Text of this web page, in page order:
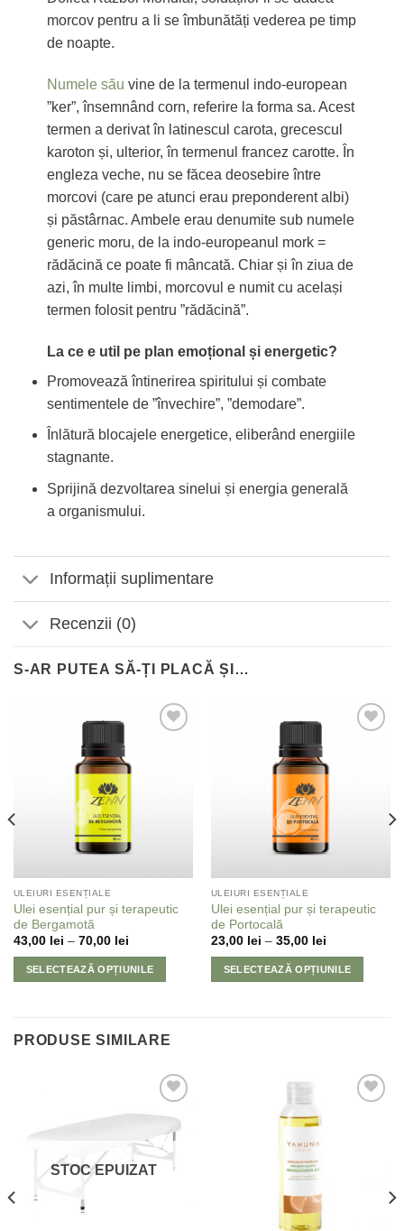
morcov pentru a li se îmbunătăți vederea pe timp
de noapte.
Numele său vine de la termenul indo-european
”ker”, însemnând corn, referire la forma sa. Acest
termen a derivat în latinescul carota, grecescul
karoton și, ulterior, în termenul francez carotte. În
engleza veche, nu se făcea deosebire între
morcovi (care pe atunci erau preponderent albi)
și păstârnac. Ambele erau denumite sub numele
generic moru, de la indo-europeanul mork =
rădăcină ce poate fi mâncată. Chiar și în ziua de
azi, în multe limbi, morcovul e numit cu același
termen folosit pentru ”rădăcină”.
La ce e util pe plan emoțional și energetic?
Promovează întinerirea spiritului și combate
sentimentele de ”învechire”, ”demodare”.
Înlătură blocajele energetice, eliberând energiile
stagnante.
Sprijină dezvoltarea sinelui și energia generală
a organismului.
Informații suplimentare
Recenzii (0)
S-AR PUTEA SĂ-ȚI PLACĂ ȘI…
ULEIURI ESENȚIALE
Ulei esențial pur și terapeutic
de Bergamotă
43,00 lei – 70,00 lei
SELECTEAZĂ OPȚIUNILE
ULEIURI ESENȚIALE
Ulei esențial pur și terapeutic
de Portocală
23,00 lei – 35,00 lei
SELECTEAZĂ OPȚIUNILE
PRODUSE SIMILARE
Adaugă
Favorite
STOC EPUIZAT